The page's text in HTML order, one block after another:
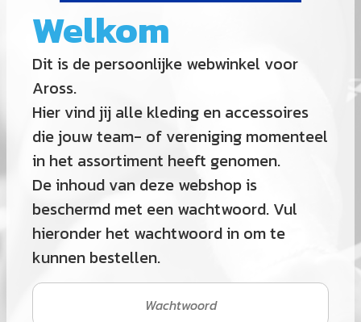
Welkom
Dit is de persoonlijke webwinkel voor
Aross.
Hier vind jij alle kleding en accessoires
die jouw team- of vereniging momenteel
in het assortiment heeft genomen.
De inhoud van deze webshop is
beschermd met een wachtwoord. Vul
hieronder het wachtwoord in om te
kunnen bestellen.